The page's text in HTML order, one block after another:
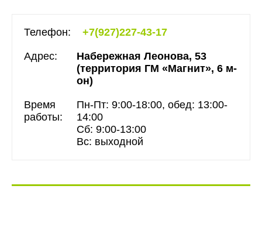
Телефон: +7(927)227-43-17
Адрес:
Набережная Леонова, 53
(территория ГМ «Магнит», 6 м-
он)
Время
работы:
Пн-Пт: 9:00-18:00, обед: 13:00-
14:00
Сб: 9:00-13:00
Вс: выходной